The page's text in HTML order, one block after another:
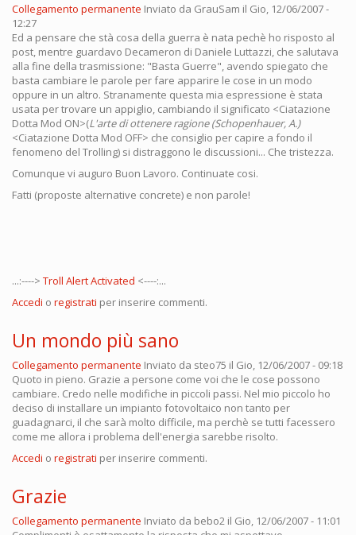
Collegamento permanente Inviato da GrauSam il Gio, 12/06/2007 -
12:27
Ed a pensare che stà cosa della guerra è nata pechè ho risposto al
post, mentre guardavo Decameron di Daniele Luttazzi, che salutava
alla fine della trasmissione: "Basta Guerre", avendo spiegato che
basta cambiare le parole per fare apparire le cose in un modo
oppure in un altro. Stranamente questa mia espressione è stata
usata per trovare un appiglio, cambiando il significato <Ciatazione
Dotta Mod ON>(L'arte di ottenere ragione (Schopenhauer, A.)
<Ciatazione Dotta Mod OFF> che consiglio per capire a fondo il
fenomeno del Trolling) si distraggono le discussioni... Che tristezza.
Comunque vi auguro Buon Lavoro. Continuate cosi.
Fatti (proposte alternative concrete) e non parole!
...:----> Troll Alert Activated <----:...
Accedi o registrati per inserire commenti.
Un mondo più sano
Collegamento permanente Inviato da steo75 il Gio, 12/06/2007 - 09:18
Quoto in pieno. Grazie a persone come voi che le cose possono
cambiare. Credo nelle modifiche in piccoli passi. Nel mio piccolo ho
deciso di installare un impianto fotovoltaico non tanto per
guadagnarci, il che sarà molto difficile, ma perchè se tutti facessero
come me allora i problema dell'energia sarebbe risolto.
Accedi o registrati per inserire commenti.
Grazie
Collegamento permanente Inviato da bebo2 il Gio, 12/06/2007 - 11:01